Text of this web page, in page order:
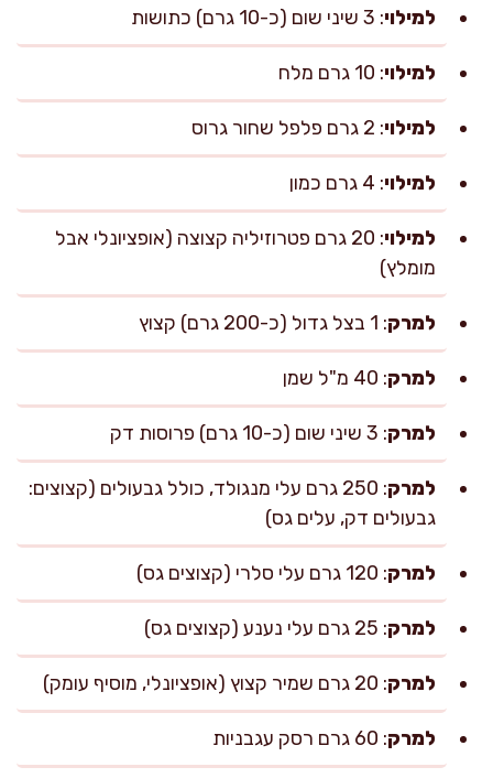
למילוי: 3 שיני שום (כ-10 גרם) כתושות
למילוי: 10 גרם מלח
למילוי: 2 גרם פלפל שחור גרוס
למילוי: 4 גרם כמון
למילוי
: 20 גרם פטרוזיליה קצוצה (אופציונלי אבל
מומלץ)
למרק: 1 בצל גדול (כ-200 גרם) קצוץ
למרק: 40 מ"ל שמן
למרק: 3 שיני שום (כ-10 גרם) פרוסות דק
למרק
: 250 גרם עלי מנגולד, כולל גבעולים (קצוצים:
גבעולים דק, עלים גס)
למרק: 120 גרם עלי סלרי (קצוצים גס)
למרק: 25 גרם עלי נענע (קצוצים גס)
למרק: 20 גרם שמיר קצוץ (אופציונלי, מוסיף עומק)
למרק: 60 גרם רסק עגבניות